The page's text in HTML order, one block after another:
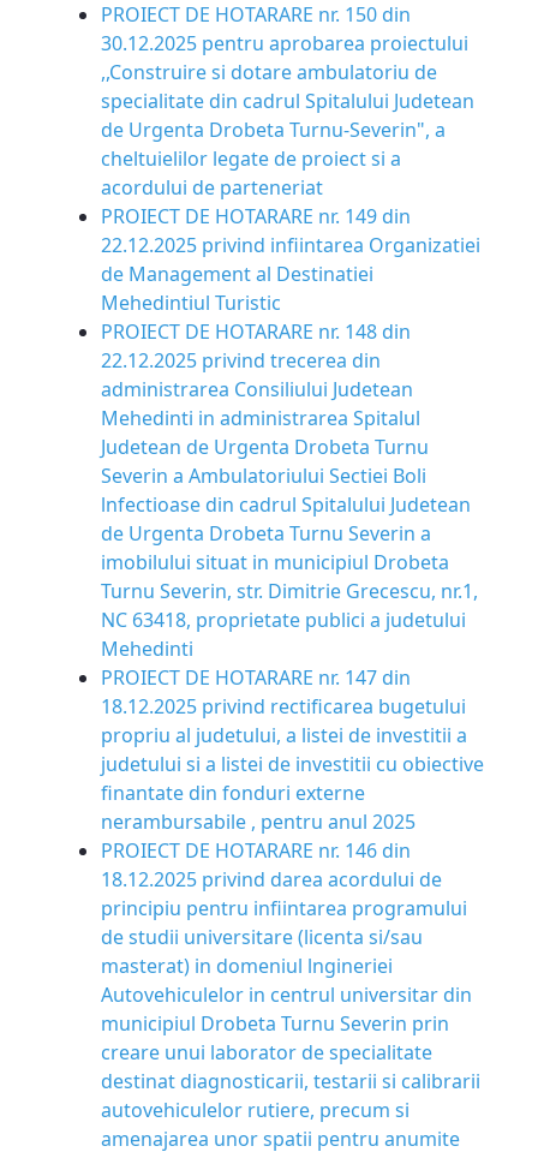
PROIECT DE HOTARARE nr. 150 din
30.12.2025 pentru aprobarea proiectului
,,Construire si dotare ambulatoriu de
specialitate din cadrul Spitalului Judetean
de Urgenta Drobeta Turnu-Severin", a
cheltuielilor legate de proiect si a
acordului de parteneriat
PROIECT DE HOTARARE nr. 149 din
22.12.2025 privind infiintarea Organizatiei
de Management al Destinatiei
Mehedintiul Turistic
PROIECT DE HOTARARE nr. 148 din
22.12.2025 privind trecerea din
administrarea Consiliului Judetean
Mehedinti in administrarea Spitalul
Judetean de Urgenta Drobeta Turnu
Severin a Ambulatoriului Sectiei Boli
lnfectioase din cadrul Spitalului Judetean
de Urgenta Drobeta Turnu Severin a
imobilului situat in municipiul Drobeta
Turnu Severin, str. Dimitrie Grecescu, nr.1,
NC 63418, proprietate publici a judetului
Mehedinti
PROIECT DE HOTARARE nr. 147 din
18.12.2025 privind rectificarea bugetului
propriu al judetului, a listei de investitii a
judetului si a listei de investitii cu obiective
finantate din fonduri externe
nerambursabile , pentru anul 2025
PROIECT DE HOTARARE nr. 146 din
18.12.2025 privind darea acordului de
principiu pentru infiintarea programului
de studii universitare (licenta si/sau
masterat) in domeniul lngineriei
Autovehiculelor in centrul universitar din
municipiul Drobeta Turnu Severin prin
creare unui laborator de specialitate
destinat diagnosticarii, testarii si calibrarii
autovehiculelor rutiere, precum si
amenajarea unor spatii pentru anumite